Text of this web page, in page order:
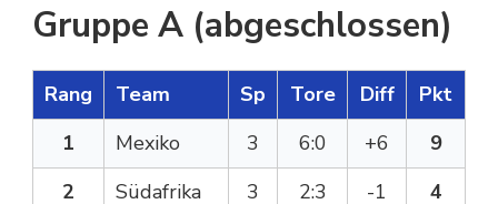
Gruppe A (abgeschlossen)
Rang Team Sp Tore Diff
Pkt
1
Mexiko 3 6:0 +6
9
2
Südafrika 3 2:3 -1 4